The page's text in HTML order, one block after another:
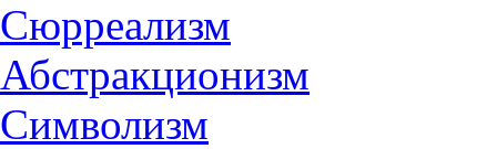
Сюрреализм
Абстракционизм
Символизм